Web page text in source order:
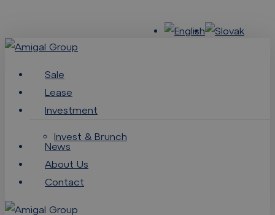
main
Menu
Sale
Lease
Investment
Invest & Brunch
News
About Us
Contact